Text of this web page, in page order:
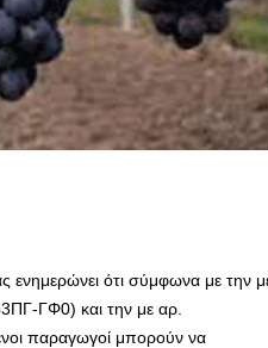
ενημερώνει ότι σύμφωνα με την
ΓΦ0) και την με αρ.
παραγωγοί μπορούν να